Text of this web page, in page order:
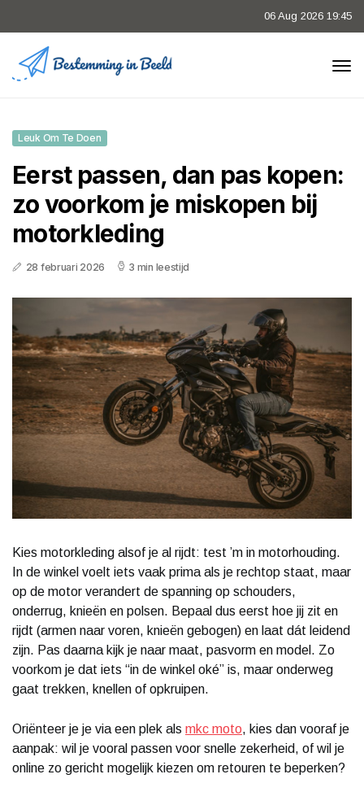
06 Aug 2026 19:45
Leuk Om Te Doen
Eerst passen, dan pas kopen:
zo voorkom je miskopen bij
motorkleding
28 februari 2026 3 min leestijd
Kies motorkleding alsof je al rijdt: test ’m in motorhouding.
In de winkel voelt iets vaak prima als je rechtop staat, maar
op de motor verandert de spanning op schouders,
onderrug, knieën en polsen. Bepaal dus eerst hoe jij zit en
rijdt (armen naar voren, knieën gebogen) en laat dát leidend
zijn. Pas daarna kijk je naar maat, pasvorm en model. Zo
voorkom je dat iets “in de winkel oké” is, maar onderweg
gaat trekken, knellen of opkruipen.
Oriënteer je je via een plek als mkc moto, kies dan vooraf je
aanpak: wil je vooral passen voor snelle zekerheid, of wil je
online zo gericht mogelijk kiezen om retouren te beperken?